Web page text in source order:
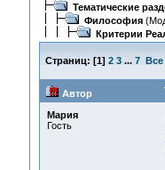
Тематические
Философия
Критерии
Страниц: [1] 2 3 ... 7 Все
Автор
Мария
Гость